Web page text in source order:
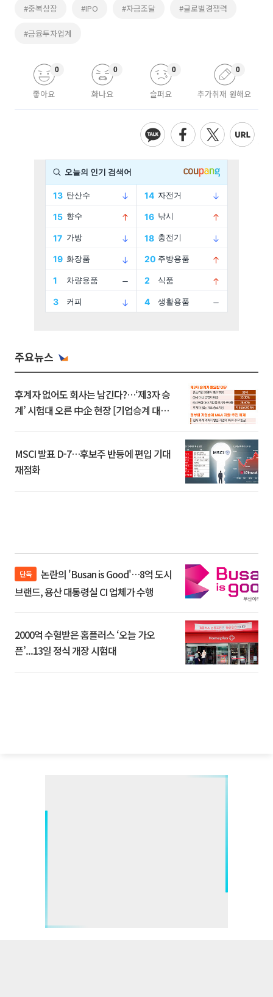
#중복상장 #IPO #자금조달 #글로벌경쟁력
#금융투자업계
좋아요
0
화나요
0
슬퍼요
0
추가취재 원해요
0
주요뉴스
후계자 없어도 회사는 남긴다?…‘제3자 승
계’ 시험대 오른 中企 현장 [기업승계 대전
MSCI 발표 D-7…후보주 반등에 편입 기대
재점화
단독
브랜드, 용산 대통령실 CI 업체가 수행
2000억 수혈받은 홈플러스 ‘오늘 가오
픈’...13일 정식 개장 시험대